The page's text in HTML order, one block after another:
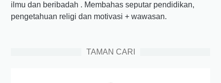
ilmu dan beribadah . Membahas seputar pendidikan,
pengetahuan religi dan motivasi + wawasan.
TAMAN CARI